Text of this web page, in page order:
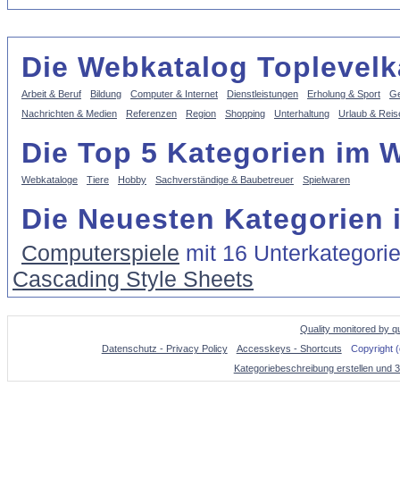
Die Webkatalog
Arbeit & Beruf Bildung Computer & Internet Dienstleistungen Erholung & Sport
Nachrichten & Medien
Referenzen Region Shopping Unterhaltung Urlaub &
Die Top 5 Kategorien im
Webkataloge Tiere Hobby Sachverständige & Baubetreuer Spielwaren
Die Neuesten Kategorien
Computerspiele mit 16
Cascading Style Sheets
Quality monitored by
Datenschutz - Privacy Policy
Accesskeys - Shortcuts
Copyright
Kategoriebeschreibung erstellen und